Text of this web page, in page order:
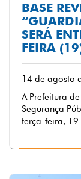
BASE
SERÁ
FEIRA
14 de agosto
A Prefeitura
Segurança
terça-feira, 19